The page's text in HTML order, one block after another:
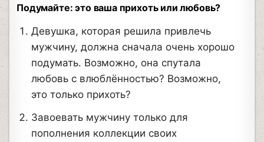
Подумайте: это ваша прихоть или любовь?
Девушка, которая решила привлечь
мужчину, должна сначала очень хорошо
подумать. Возможно, она спутала
любовь с влюблённостью? Возможно,
это только прихоть?
Завоевать мужчину только для
пополнения коллекции своих